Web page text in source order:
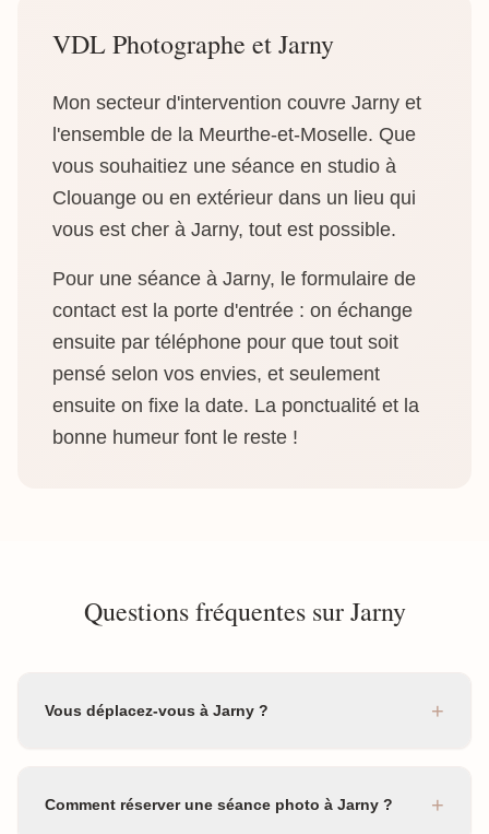
VDL Photographe et Jarny
Mon secteur d'intervention couvre Jarny et
l'ensemble de la Meurthe-et-Moselle. Que
vous souhaitiez une séance en studio à
Clouange ou en extérieur dans un lieu qui
vous est cher à Jarny, tout est possible.
Pour une séance à Jarny, le formulaire de
contact est la porte d'entrée : on échange
ensuite par téléphone pour que tout soit
pensé selon vos envies, et seulement
ensuite on fixe la date. La ponctualité et la
bonne humeur font le reste !
Questions fréquentes sur Jarny
Vous déplacez-vous à Jarny ? +
Comment réserver une séance photo à Jarny ? +